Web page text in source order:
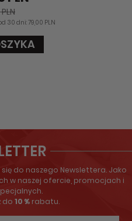
30 dni: 79,00 PLN
do naszego Newslettera. Jako
w naszej ofercie, promocjach i
do 10 %rabatu.